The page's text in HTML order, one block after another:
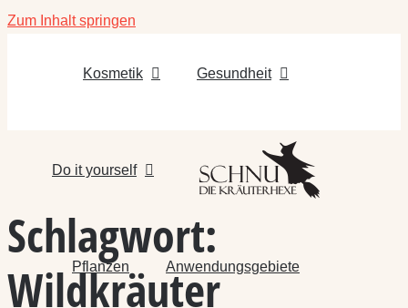
Zum Inhalt springen
Kosmetik Gesundheit
Do it yourself
Pflanzen Anwendungsgebiete
Schlagwort:
Wildkräuter